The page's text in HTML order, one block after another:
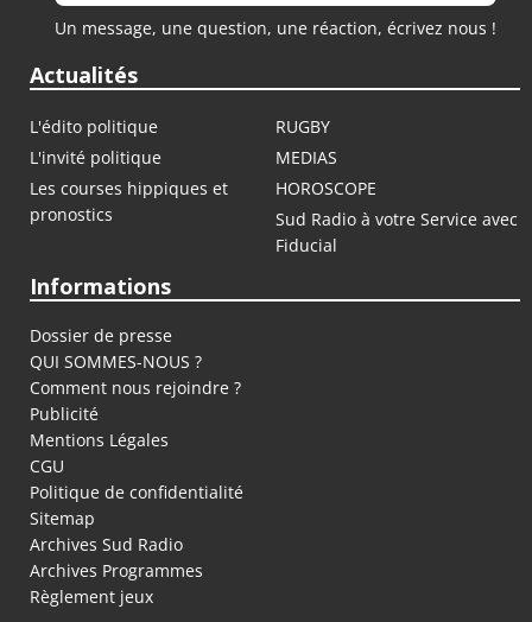
Un message, une question, une réaction, écrivez nous !
Actualités
L'édito politique
RUGBY
L'invité politique
MEDIAS
Les courses hippiques et
pronostics
HOROSCOPE
Sud Radio à votre Service avec
Fiducial
Informations
Dossier de presse
QUI SOMMES-NOUS ?
Comment nous rejoindre ?
Publicité
Mentions Légales
CGU
Politique de confidentialité
Sitemap
Archives Sud Radio
Archives Programmes
Règlement jeux